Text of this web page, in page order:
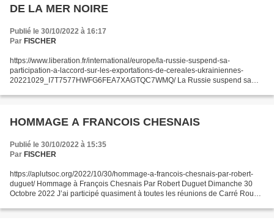
DE LA MER NOIRE
Publié le 30/10/2022 à 16:17
Par FISCHER
https://www.liberation.fr/international/europe/la-russie-suspend-sa-
participation-a-laccord-sur-les-exportations-de-cereales-ukrainiennes-
20221029_I7T7577HWFG6FEA7XAGTQC7WMQ/ La Russie suspend sa
HOMMAGE A FRANCOIS CHESNAIS
Publié le 30/10/2022 à 15:35
Par FISCHER
https://aplutsoc.org/2022/10/30/hommage-a-francois-chesnais-par-robert-
duguet/ Hommage à François Chesnais Par Robert Duguet Dimanche 30
Octobre 2022 J’ai participé quasiment à toutes les réunions de Carré Rouge